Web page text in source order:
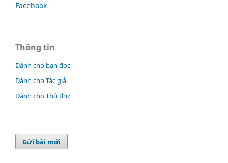
Facebook
Thông tin
Dành cho bạn đọc
Dành cho Tác giả
Dành cho Thủ thư
Gửi bài mới